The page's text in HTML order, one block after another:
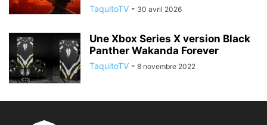
TaquitoTV - 30 avril 2026
Une Xbox Series X version Black
Panther Wakanda Forever
TaquitoTV - 8 novembre 2022